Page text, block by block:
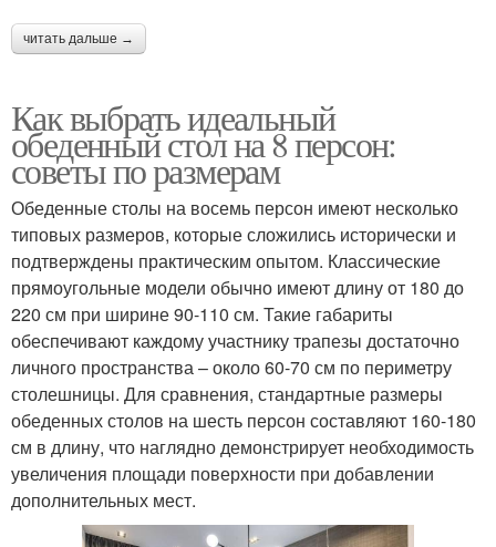
читать дальше →
Как выбрать идеальный
обеденный стол на 8 персон:
советы по размерам
Обеденные столы на восемь персон имеют несколько
типовых размеров, которые сложились исторически и
подтверждены практическим опытом. Классические
прямоугольные модели обычно имеют длину от 180 до
220 см при ширине 90-110 см. Такие габариты
обеспечивают каждому участнику трапезы достаточно
личного пространства – около 60-70 см по периметру
столешницы. Для сравнения, стандартные размеры
обеденных столов на шесть персон составляют 160-180
см в длину, что наглядно демонстрирует необходимость
увеличения площади поверхности при добавлении
дополнительных мест.